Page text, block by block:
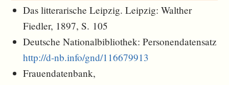
Das litterarische Leipzig. Leipzig: Walther
Fiedler, 1897, S. 105
Deutsche Nationalbibliothek: Personendatensatz
http://d-nb.info/gnd/116679913
Frauendatenbank,